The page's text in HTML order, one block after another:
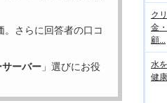
。さらに回答者の口コ
ーバー 」選びにお役
ク
金
顧...
水
健